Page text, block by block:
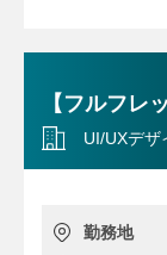
上げ、制度設
ル構築。
【将来的なミッ
主要な契約類型
中長期的には
【フルフレ
UI/UXデザ
勤務地